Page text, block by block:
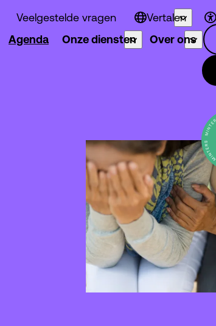
Veelgestelde vragen Vertalen
Agenda Onze diensten Over ons